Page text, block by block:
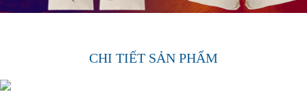
CHI TIẾT SẢN PHẨM